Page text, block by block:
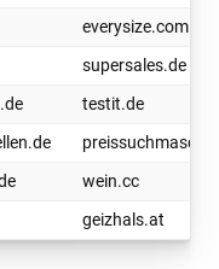
everysize.com
supersales.de
testit.de
wein.cc
geizhals.at